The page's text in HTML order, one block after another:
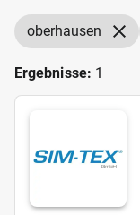
oberhausen
Ergebnisse: 1